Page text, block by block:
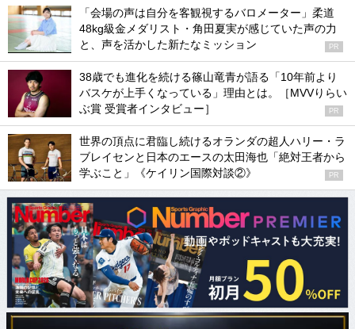
「会場の声は自分を客観視するバロメーター」柔道
48kg級金メダリスト・角田夏実が感じていた声の力
と、声を活かした新たなミッション
PR
38歳でも進化を続ける篠山竜青が語る「10年前より
バスケが上手くなっている」理由とは。［MVVりらい
ぶ賞 受賞者インタビュー］
PR
世界の頂点に君臨し続けるオランダの超人ハリー・ラ
ブレイセンと日本のエースの太田海也「絶対王者から
学ぶこと」《ケイリン国際対談②》
PR